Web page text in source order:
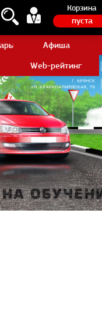
Корзина
пуста
AliexpressАфиша
Web-рейтинг